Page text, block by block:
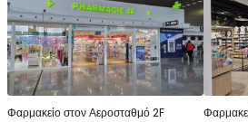
Φαρμακείο στον Αεροσταθμό 2F